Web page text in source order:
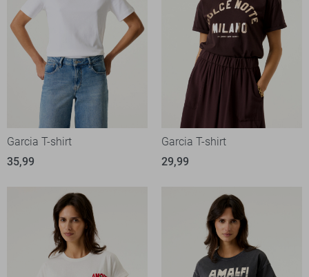
Garcia T-shirt
35,99
Garcia T-shirt
29,99